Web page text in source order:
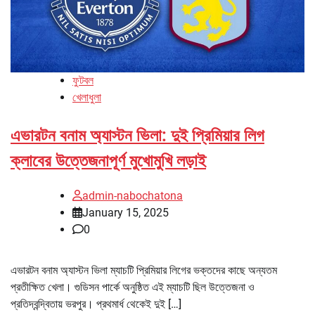
ফুটবল
খেলাধুলা
এভারটন বনাম অ্যাস্টন ভিলা: দুই প্রিমিয়ার লিগ
ক্লাবের উত্তেজনাপূর্ণ মুখোমুখি লড়াই
admin-nabochatona
January 15, 2025
0
এভারটন বনাম অ্যাস্টন ভিলা ম্যাচটি প্রিমিয়ার লিগের ভক্তদের কাছে অন্যতম
প্রতীক্ষিত খেলা। গুডিসন পার্কে অনুষ্ঠিত এই ম্যাচটি ছিল উত্তেজনা ও
প্রতিদ্বন্দ্বিতায় ভরপুর। প্রথমার্ধ থেকেই দুই […]